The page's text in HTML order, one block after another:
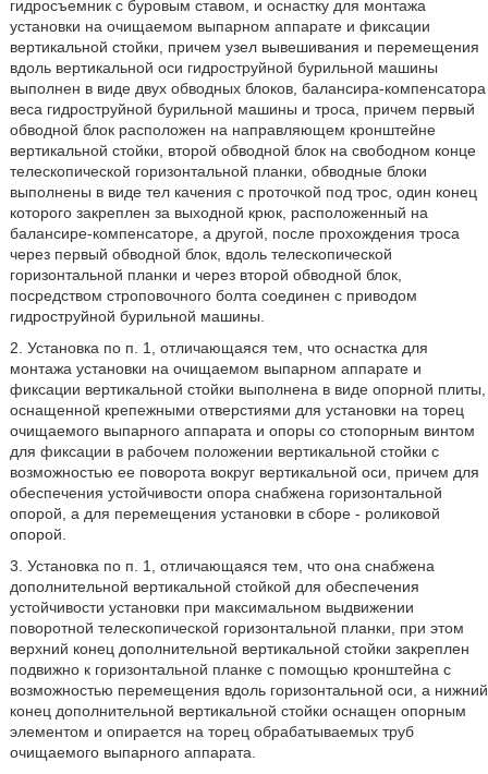
гидросъемник с буровым ставом, и оснастку для монтажа
установки на очищаемом выпарном аппарате и фиксации
вертикальной стойки, причем узел вывешивания и перемещения
вдоль вертикальной оси гидроструйной бурильной машины
выполнен в виде двух обводных блоков, балансира-компенсатора
веса гидроструйной бурильной машины и троса, причем первый
обводной блок расположен на направляющем кронштейне
вертикальной стойки, второй обводной блок на свободном конце
телескопической горизонтальной планки, обводные блоки
выполнены в виде тел качения с проточкой под трос, один конец
которого закреплен за выходной крюк, расположенный на
балансире-компенсаторе, а другой, после прохождения троса
через первый обводной блок, вдоль телескопической
горизонтальной планки и через второй обводной блок,
посредством строповочного болта соединен с приводом
гидроструйной бурильной машины.
2. Установка по п. 1, отличающаяся тем, что оснастка для
монтажа установки на очищаемом выпарном аппарате и
фиксации вертикальной стойки выполнена в виде опорной плиты,
оснащенной крепежными отверстиями для установки на торец
очищаемого выпарного аппарата и опоры со стопорным винтом
для фиксации в рабочем положении вертикальной стойки с
возможностью ее поворота вокруг вертикальной оси, причем для
обеспечения устойчивости опора снабжена горизонтальной
опорой, а для перемещения установки в сборе - роликовой
опорой.
3. Установка по п. 1, отличающаяся тем, что она снабжена
дополнительной вертикальной стойкой для обеспечения
устойчивости установки при максимальном выдвижении
поворотной телескопической горизонтальной планки, при этом
верхний конец дополнительной вертикальной стойки закреплен
подвижно к горизонтальной планке с помощью кронштейна с
возможностью перемещения вдоль горизонтальной оси, а нижний
конец дополнительной вертикальной стойки оснащен опорным
элементом и опирается на торец обрабатываемых труб
очищаемого выпарного аппарата.